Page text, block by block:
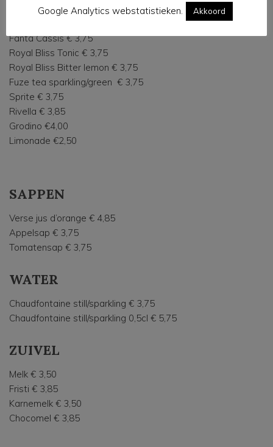
Coca Cola regular/zero € 3,75
Fanta Cassis € 3,75
Royal Bliss Tonic € 3,75
Royal Bliss Bitter lemon € 3,75
Fuze tea sparkling/green € 3,75
Sprite € 3,75
Rivella € 3,85
Grodino €4,00
Limonade €2,50
SAPPEN
Verse jus d’orange € 4,85
Appelsap € 3,75
Tomatensap € 3,75
WATER
Chaudfontaine still/sparkling € 3,75
Chaudfontaine still/sparkling 0,5cl € 5,75
ZUIVEL
Melk € 3,50
Fristi € 3,85
Karnemelk € 3,50
Chocomel € 3,85
Google Analytics webstatistieken. Akkoord